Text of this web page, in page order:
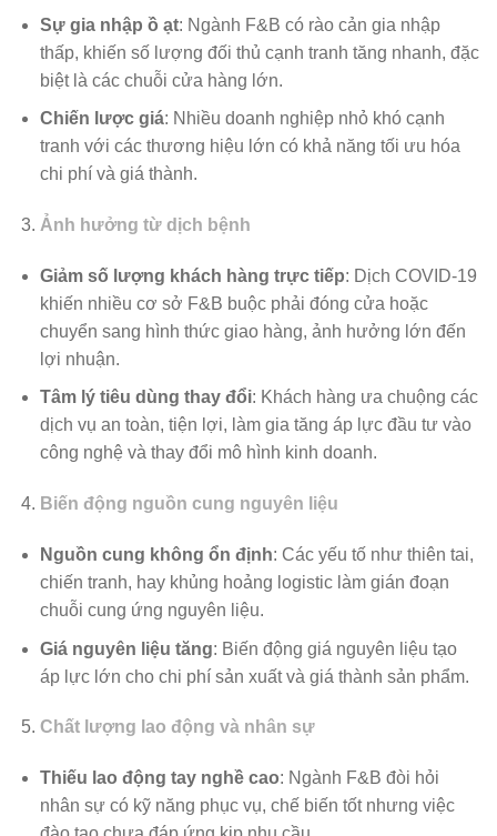
Sự gia nhập ồ ạt: Ngành F&B có rào cản gia nhập
thấp, khiến số lượng đối thủ cạnh tranh tăng nhanh, đặc
biệt là các chuỗi cửa hàng lớn.
Chiến lược giá: Nhiều doanh nghiệp nhỏ khó cạnh
tranh với các thương hiệu lớn có khả năng tối ưu hóa
chi phí và giá thành.
Ảnh hưởng từ dịch bệnh
Giảm số lượng khách hàng trực tiếp: Dịch COVID-19
khiến nhiều cơ sở F&B buộc phải đóng cửa hoặc
chuyển sang hình thức giao hàng, ảnh hưởng lớn đến
lợi nhuận.
Tâm lý tiêu dùng thay đổi: Khách hàng ưa chuộng các
dịch vụ an toàn, tiện lợi, làm gia tăng áp lực đầu tư vào
công nghệ và thay đổi mô hình kinh doanh.
Biến động nguồn cung nguyên liệu
Nguồn cung không ổn định: Các yếu tố như thiên tai,
chiến tranh, hay khủng hoảng logistic làm gián đoạn
chuỗi cung ứng nguyên liệu.
Giá nguyên liệu tăng: Biến động giá nguyên liệu tạo
áp lực lớn cho chi phí sản xuất và giá thành sản phẩm.
Chất lượng lao động và nhân sự
Thiếu lao động tay nghề cao: Ngành F&B đòi hỏi
nhân sự có kỹ năng phục vụ, chế biến tốt nhưng việc